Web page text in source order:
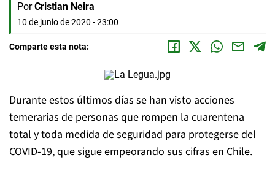
Por Cristian Neira
10 de junio de 2020 - 23:00
Comparte esta nota:
Durante estos últimos días se han visto acciones
temerarias de personas que rompen la cuarentena
total y toda medida de seguridad para protegerse del
COVID-19, que sigue empeorando sus cifras en Chile.